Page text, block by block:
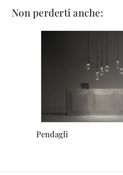
Non perderti anche:
Pendagli